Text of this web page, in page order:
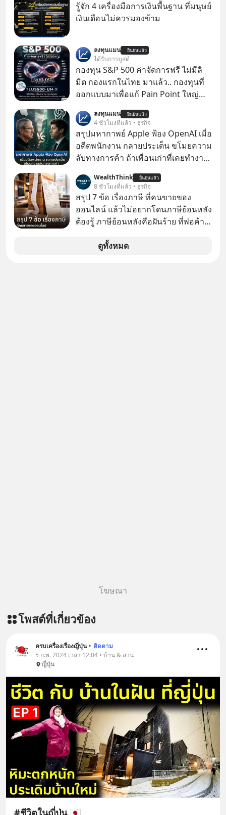
รู้จัก 4 เครื่องมือการเงินพื้นฐาน ที่มนุษย์
เงินเดือนไม่ควรมองข้าม
ลงทุนแมน ยืนยันแล้ว
ได้รับการบูสต์
กองทุน S&P 500 ค่าจัดการฟรี ไม่มีลิ
มิต กองแรกในไทย มาแล้ว.. กองทุนที่
ออกแบบมาเพื่อแก้ Pain Point ใหญ่
ลงทุนแมน ยืนยันแล้ว
4 ชั่วโมงที่แล้ว • ธุรกิจ
สรุปมหากาพย์ Apple ฟ้อง OpenAI เมื่อ
อดีตพนักงาน กลายประเด็น ขโมยความ
ลับทางการค้า ถ้าเพื่อนเก่าที่เคยทำงาน
เก่าที่เขาเคยทำไว้ ตอนยังอยู่บริษัท
เดียวกัน
WealthThink ยืนยันแล้ว
8 ชั่วโมงที่แล้ว • ธุรกิจ
สรุป 7 ข้อ เรื่องภาษี ที่คนขายของ
ออนไลน์ แล้วไม่อยากโดนภาษีย้อนหลัง
ต้องรู้ ภาษีย้อนหลังคือฝันร้าย ที่พ่อค้า
ดูทั้งหมด
โฆษณา
โพสต์ที่เกี่ยวข้อง
ครบเครื่องเรื่องญี่ปุ่น • ติดตาม
5 ก.พ. 2024 เวลา 12:04 • บ้าน & สวน
ญี่ปุ่น
#ชีวิตในญี่ปุ่น 🇯🇵